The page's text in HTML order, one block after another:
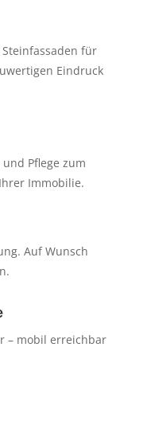
für
Eindruck
Pflege zum
Immobilie.
Auf Wunsch
– mobil erreichbar